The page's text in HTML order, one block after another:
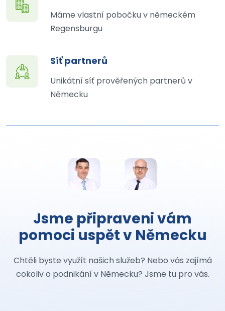
Máme vlastní pobočku v německém
Regensburgu
Síť partnerů
Unikátní síť prověřených partnerů v
Německu
Jsme připraveni vám
pomoci uspět v Německu
Chtěli byste využít našich služeb? Nebo vás zajímá
cokoliv o podnikání v Německu? Jsme tu pro vás.